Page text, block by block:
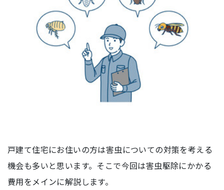
戸建て住宅にお住いの方は害虫についての対策を考える
機会も多いと思います。そこで今回は害虫駆除にかかる
費用をメインに解説します。